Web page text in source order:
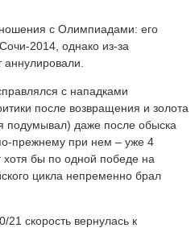
с Олимпиадами: его
2014, однако из-за
аннулировали.
с нападками
после возвращения и золота
подумывал) даже после обыска
прежнему при нем – уже 4
бы по одной победе на
цикла непременно брал
21 скорость вернулась к